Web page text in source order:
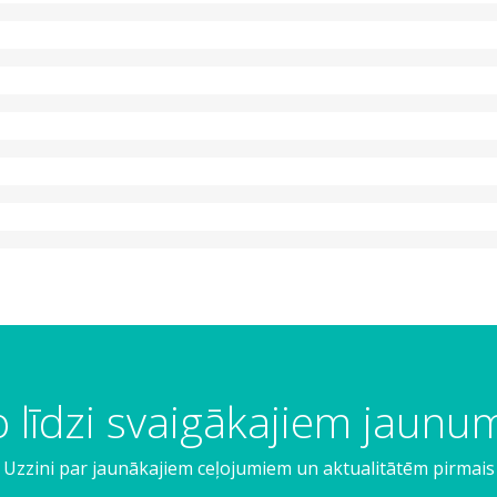
līdzi svaigākajiem
Uzzini par jaunākajiem ceļojumiem un aktualitātēm pirmais